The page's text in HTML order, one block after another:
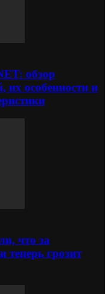
обзор
их особенности и
что за
теперь грозит